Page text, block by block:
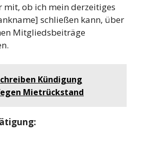
mit, ob ich mein derzeitiges
schließen kann, über
Mitgliedsbeiträge
Kündigung
Mietrückstand